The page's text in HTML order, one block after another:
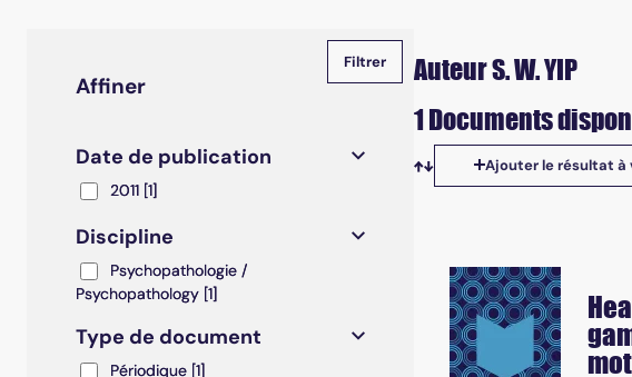
Affiner
Date de publication
2011 2011 [1]
Discipline
Psychopathologie / Psychopathology
Psychopathologie /
Psychopathology [1]
Type de document
Périodique
Périodique [1]
Auteur S. W. YIP
1 Documents
Tris disponibles
Ajouter le résultat